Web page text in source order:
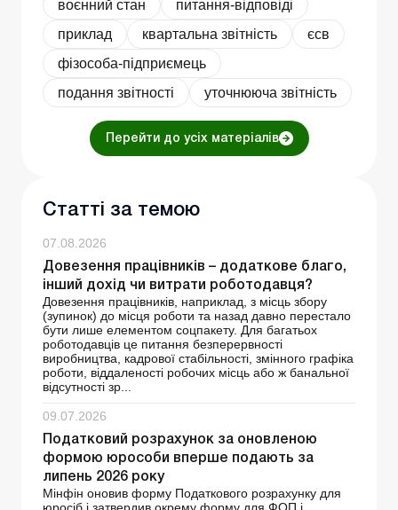
воєнний стан
питання-відповіді
приклад
квартальна звітність
єсв
фізособа-підприємець
подання звітності
уточнююча звітність
Перейти до усіх матеріалів
Статті за темою
07.08.2026
Довезення працівників – додаткове благо,
інший дохід чи витрати роботодавця?
Довезення працівників, наприклад, з місць збору
(зупинок) до місця роботи та назад давно перестало
бути лише елементом соцпакету. Для багатьох
роботодавців це питання безперервності
виробництва, кадрової стабільності, змінного графіка
роботи, віддаленості робочих місць або ж банальної
відсутності зр...
09.07.2026
Податковий розрахунок за оновленою
формою юрособи вперше подають за
липень 2026 року
Мінфін оновив форму Податкового розрахунку для